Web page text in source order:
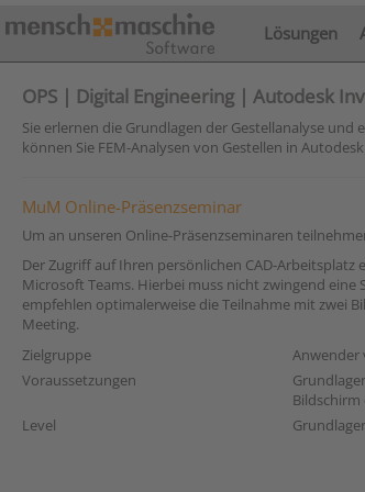
Lösungen
OPS | Digital Engineering | Autodesk
Sie erlernen die Grundlagen der Gestellanalyse
können Sie FEM-Analysen von Gestellen in
MuM Online-Präsenzseminar
Um an unseren Online-Präsenzseminaren
Der Zugriff auf Ihren persönlichen CAD-
Microsoft Teams. Hierbei muss nicht zwingend
empfehlen optimalerweise die Teilnahme mit zwei
Meeting.
Zielgruppe
Anwender
Voraussetzungen
Level